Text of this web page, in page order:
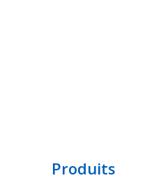
Produits